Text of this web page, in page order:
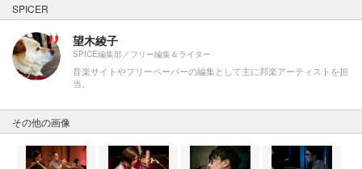
SPICER
望木綾子
SPICE編集部／フリー編集＆ライター
音楽サイトやフリーペーパーの編集として主に邦楽アーティストを担
当。
その他の画像